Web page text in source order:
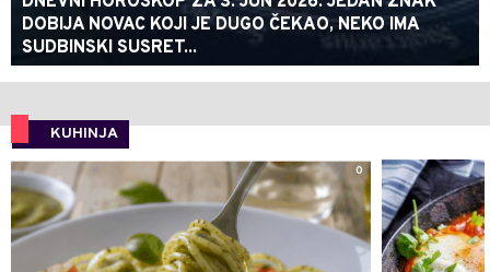
DOBIJA NOVAC KOJI JE DUGO ČEKAO, NEKO IMA
SUDBINSKI SUSRET...
KUHINJA
0